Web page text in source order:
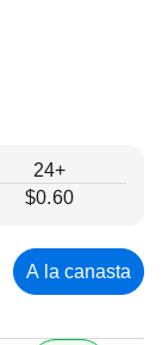
24+
$0.60
A la canasta